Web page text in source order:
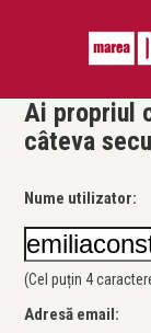
Ai propriul
câteva
Nume utilizator:
(Cel puțin 4
Adresă email: